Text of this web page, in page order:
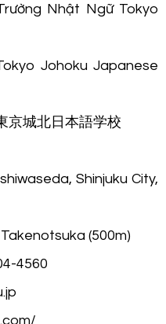
Nhật Ngữ Tokyo
Johoku Japanese
京城北日本語学校
Shinjuku City,
(500m)
4560